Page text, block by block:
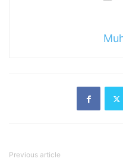
Previous article